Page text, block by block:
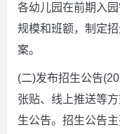
各幼儿园在前期入
规模和班额，制定
案。
(二)发布招生公告
张贴、线上推送等
生公告。招生公告